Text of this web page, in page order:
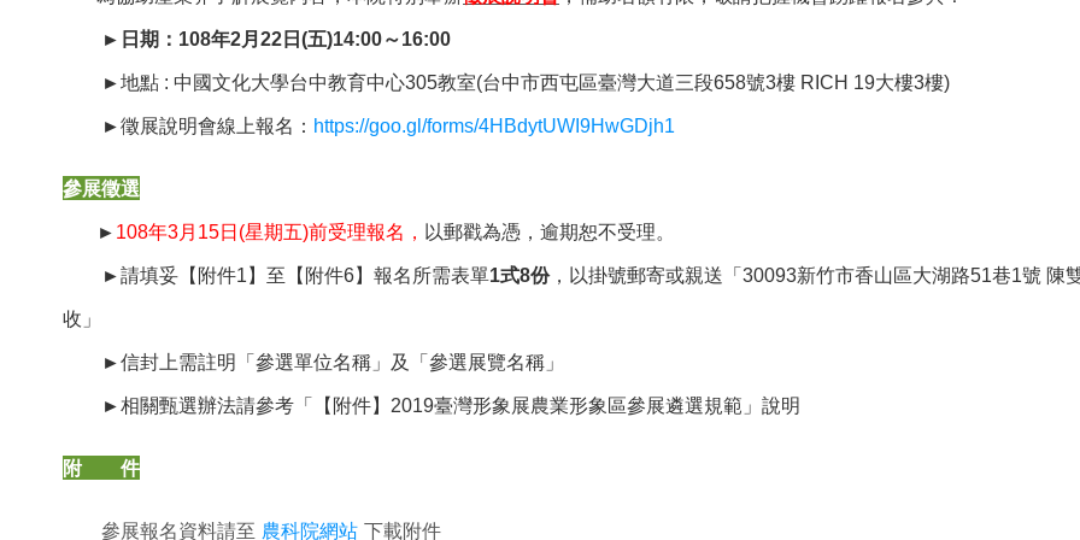
► 日期：108年2月22日(五)14:00～16:00
►地點 : 中國文化大學台中教育中心305教室(台中市西屯區臺灣大道三段658號3樓 RICH 19大樓3樓)
►徵展說明會線上報名： https://goo.gl/forms/4HBdytUWI9HwGDjh1
參展徵選
► 108年3月15日(星期五)前受理報名， 以郵戳為憑，逾期恕不受理。
►請填妥【附件1】至【附件6】報名所需表單1式8份，以掛號郵寄或親送「30093新竹市香山區大湖路51巷1號 陳
收」
►信封上需註明「參選單位名稱」及「參選展覽名稱」
►相關甄選辦法請參考「【附件】2019臺灣形象展農業形象區參展遴選規範」說明
附 件
參展報名資料請至 農科院網站 下載附件